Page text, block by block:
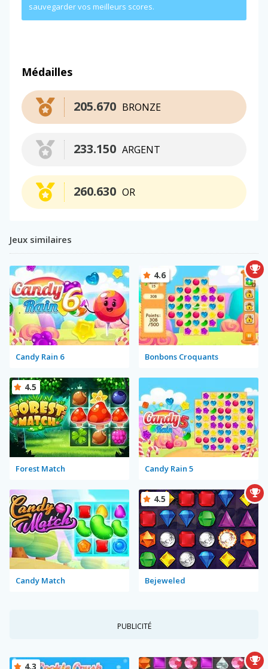
sauvegarder vos meilleurs scores.
Médailles
BRONZE
205.670
ARGENT
233.150
OR
260.630
Jeux similaires
Candy Rain 6 Bonbons Croquants
4.6
Forest Match
4.5
Candy Rain 5
Candy Match Bejeweled
4.5
PUBLICITÉ
4.3